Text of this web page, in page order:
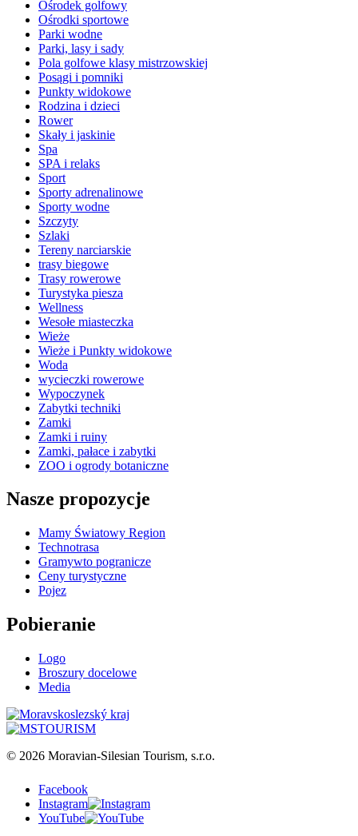
Ośrodek golfowy
Ośrodki sportowe
Parki wodne
Parki, lasy i sady
Pola golfowe klasy mistrzowskiej
Posągi i pomniki
Punkty widokowe
Rodzina i dzieci
Rower
Skały i jaskinie
Spa
SPA i relaks
Sport
Sporty adrenalinowe
Sporty wodne
Szczyty
Szlaki
Tereny narciarskie
trasy biegowe
Trasy rowerowe
Turystyka piesza
Wellness
Wesołe miasteczka
Wieże
Wieże i Punkty widokowe
Woda
wycieczki rowerowe
Wypoczynek
Zabytki techniki
Zamki
Zamki i ruiny
Zamki, pałace i zabytki
ZOO i ogrody botaniczne
Nasze propozycje
Mamy Światowy Region
Technotrasa
Gramywto pogranicze
Ceny turystyczne
Pojez
Pobieranie
Logo
Broszury docelowe
Media
© 2026 Moravian-Silesian Tourism, s.r.o.
Facebook
Instagram
YouTube